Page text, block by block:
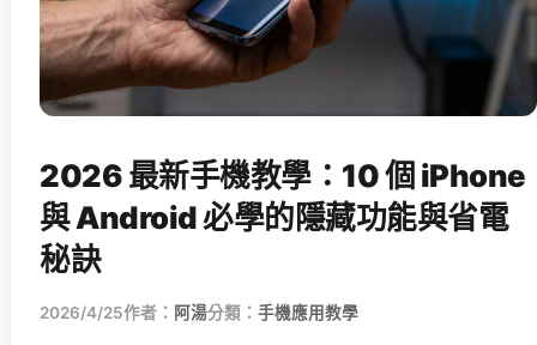
2026 最新手機教學：10 個 iPhone
與 Android 必學的隱藏功能與省電
秘訣
2026/4/25作者： 阿湯分類： 手機應用教學